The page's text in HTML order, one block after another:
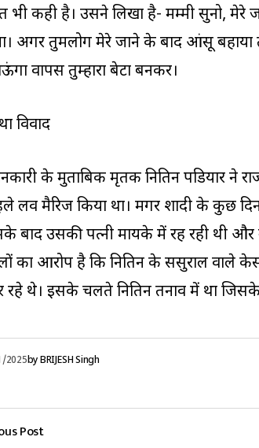
भी कही है। उसने लिखा है- मम्मी सुनो, मेरे
अगर तुमलोग मेरे जाने के बाद आंसू
वापस तुम्हारा बेटा बनकर।
विवाद
के मुताबिक मृतक नितिन पडियार ने
लव मैरिज किया था। मगर शादी के कुछ
बाद उसकी पत्नी मायके में रह रही थी और
का आरोप है कि नितिन के ससुराल वाले
रहे थे। इसके चलते नितिन तनाव में था
2025byBRIJESH Singh
Post